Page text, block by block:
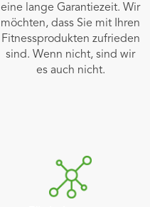
eine lange Garantiezeit. Wir
möchten, dass Sie mit Ihren
Fitnessprodukten zufrieden
sind. Wenn nicht, sind wir
es auch nicht.